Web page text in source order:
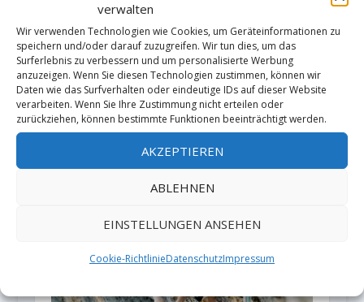
verwalten
Wir verwenden Technologien wie Cookies, um Geräteinformationen zu
speichern und/oder darauf zuzugreifen. Wir tun dies, um das
Surferlebnis zu verbessern und um personalisierte Werbung
anzuzeigen. Wenn Sie diesen Technologien zustimmen, können wir
Daten wie das Surfverhalten oder eindeutige IDs auf dieser Website
verarbeiten. Wenn Sie Ihre Zustimmung nicht erteilen oder
zurückziehen, können bestimmte Funktionen beeinträchtigt werden.
AKZEPTIEREN
ABLEHNEN
EINSTELLUNGEN ANSEHEN
Cookie-RichtlinieDatenschutzImpressum
Klettern ,Frauenklettern, Mehrseillängenroute,News,
Sportklettern|
Lara Neumeier hat die legendäre
„Alpine Trilogie“ vollendet,
nachdem sie am Donnerstag,
dem 4....